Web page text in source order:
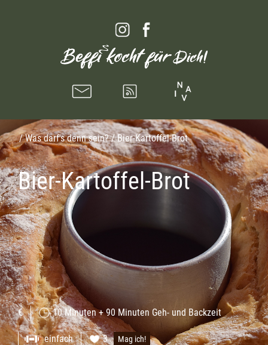
/Was darf's denn sein?/ Bier-Kartoffel-Brot
Bier-Kartoffel-Brot
€ 10 Minuten + 90 Minuten Geh- und Backzeit
einfach 3 Mag ich!